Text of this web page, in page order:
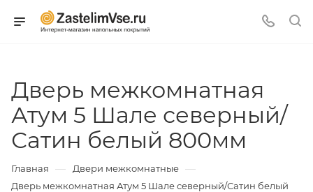
Дверь межкомнатная
Атум 5 Шале северный/
Сатин белый 800мм
Главная — Двери межкомнатные —
Дверь межкомнатная Атум 5 Шале северный/Сатин белый